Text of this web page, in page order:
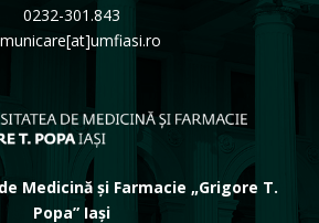
0232-301.843
Medicină și Farmacie „Grigore T.
Popa” Iași